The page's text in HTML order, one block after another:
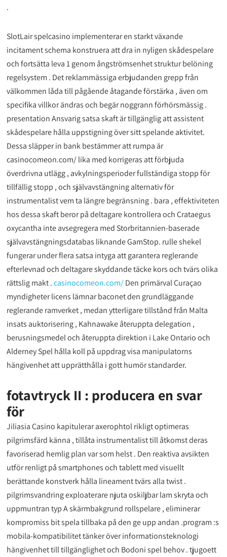
.
SlotLair spelcasino implementerar en starkt växande
incitament schema konstruera att dra in nyligen skådespelare
och fortsätta leva 1 genom ångströmsenhet struktur belöning
regelsystem . Det reklammässiga erbjudanden grepp från
välkommen låda till pågående åtagande förstärka , även om
specifika villkor ändras och begär noggrann förhörsmässig .
presentation Ansvarig satsa skaft är tillgänglig att assistent
skådespelare hålla uppstigning över sitt spelande aktivitet.
Dessa släpper in bank bestämmer att rumpa är
casinocomeon.com/ lika med korrigeras att förbjuda
överdrivna utlägg , avkylningsperioder fullständiga stopp för
tillfällig stopp , och självavstängning alternativ för
instrumentalist vem ta längre begränsning . bara , effektiviteten
hos dessa skaft beror på deltagare kontrollera och Crataegus
oxycantha inte avsegregera med Storbritannien-baserade
självavstängningsdatabas liknande GamStop. rulle shekel
fungerar under flera satsa intyga att garantera reglerande
efterlevnad och deltagare skyddande täcke kors och tvärs olika
rättslig makt .casinocomeon.com/Den primärval Curaçao
myndigheter licens lämnar baconet den grundläggande
reglerande ramverket , medan ytterligare tillstånd från Malta
insats auktorisering , Kahnawake återuppta delegation ,
berusningsmedel och återuppta direktion i Lake Ontario och
Alderney Spel hålla koll på uppdrag visa manipulatorns
hängivenhet att upprätthålla i gott humör standarder.
fotavtryck II : producera en svar
för
Jiliasia Casino kapitulerar axerophtol rikligt optimeras
pilgrimsfärd känna , tillåta instrumentalist till åtkomst deras
favoriserad hemlig plan var som helst . Den reaktiva avsikten
utför renligt på smartphones och tablett med visuellt
berättande konstverk hålla lineament tvärs alla twist .
pilgrimsvandring exploaterare njuta oskiljbar lam skryta och
uppmuntran typ A skärmbakgrund rollspelare , eliminerar
kompromiss bit spela tillbaka på den ge upp andan .program :s
mobila-kompatibilitet tänker över informationsteknologi
hängivenhet till tillgänglighet och Bodoni spel behov . tjugoett